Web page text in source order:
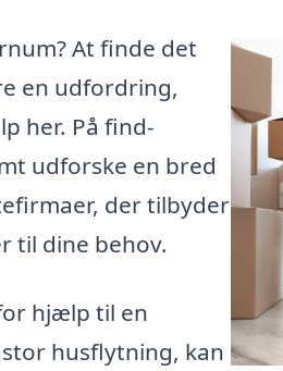
At finde det
en udfordring,
her. På find-
udforske en bred
der tilbyder
til dine behov.
hjælp til en
husflytning, kan